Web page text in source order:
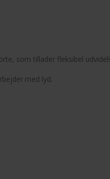
som tillader fleksibel
med lyd.